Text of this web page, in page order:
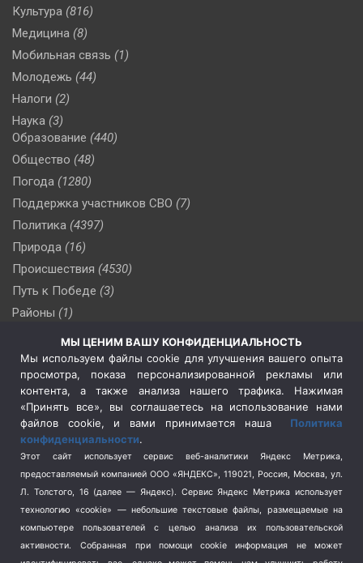
Культура (816)
Медицина (8)
Мобильная связь (1)
Молодежь (44)
Налоги (2)
Наука (3)
Образование (440)
Общество (48)
Погода (1280)
Поддержка участников СВО (7)
Политика (4397)
Природа (16)
Происшествия (4530)
Путь к Победе (3)
Районы (1)
Сельское хозяйство (3)
Социальная политика
(3)
Спецоперация в Украине
Спецоперация на Украине
(404)
Спорт (740)
Терроризм (1)
Транспорт (262)
Туризм (178)
Флот (76)
МЫ ЦЕНИМ ВАШУ КОНФИДЕНЦИАЛЬНОСТЬ
Мы используем файлы cookie для улучшения вашего опыта
просмотра, показа персонализированной рекламы или
контента, а также анализа нашего трафика. Нажимая
«Принять все», вы соглашаетесь на использование нами
файлов cookie, и вами принимается наша Политика
конфиденциальности.
Этот сайт использует сервис веб-аналитики Яндекс Метрика,
предоставляемый компанией ООО «ЯНДЕКС», 119021, Россия, Москва, ул.
Л. Толстого, 16 (далее — Яндекс). Сервис Яндекс Метрика использует
технологию «cookie» — небольшие текстовые файлы, размещаемые на
компьютере пользователей с целью анализа их пользовательской
активности.
Собранная при помощи cookie информация не может